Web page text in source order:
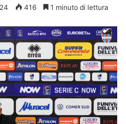
416 1 minuto di lettura